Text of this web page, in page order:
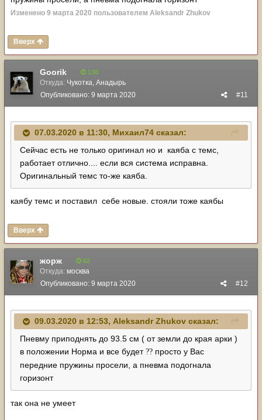
Изменено 9 марта 2020 пользователем Aleksandr Zhukov
Вверх
Goorik 138
Откуда: Чукотка, Анадырь
#11
Опубликовано: 9 марта 2020
07.03.2020 в 11:30, Михаил74 сказал:
Сейчас есть не только оригинал но и каяба с темс,
работает отлично.... если вся система исправна.
Оригинальный темс то-же каяба.
каябу темс и поставил себе новые. стояли тоже каябы
Вверх
жорж 62
Откуда: москва
#12
Опубликовано: 9 марта 2020
09.03.2020 в 12:53, Aleksandr Zhukov сказал:
Пневму приподнять до 93.5 см ( от земли до края арки )
в положении Норма и все будет ?? просто у Вас
передние пружины просели, а пневма подогнала
горизонт
так она не умеет